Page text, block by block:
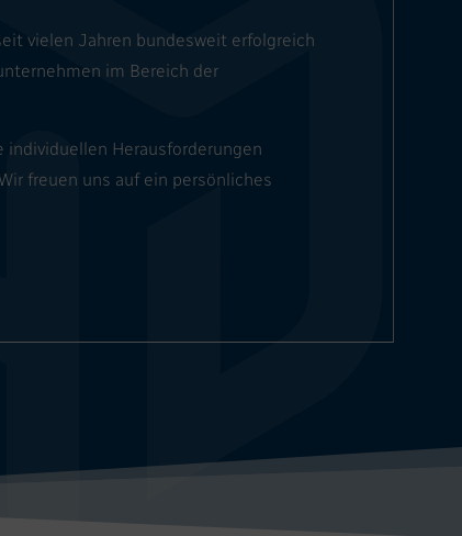
vielen Jahren bundesweit erfolgreich
im Bereich der
Herausforderungen
freuen uns auf ein persönliches